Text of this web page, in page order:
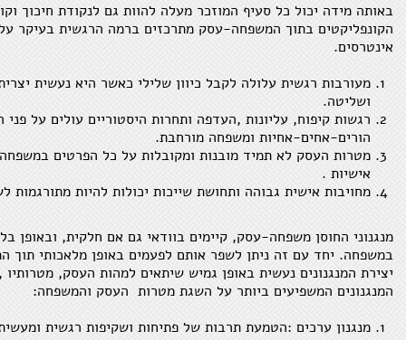
באותה מידה יכול כל סעיף המוזכר מעלה להוות גם לנקודת חיכוך
הקונפליקטים בתוך המשפחה-עסק מתרכזים ברמה הרגשית בעיקר
אינטרסים.
מעורבות רגשית עלולה לקבל כיוון שלילי כאשר היא נעשית
ושליטה.
רגשות קיפוח, עליונות ,העדפה ותחרות היסטוריים עולים על
הורים-אחים-אחיות ומשפחה מורחבת.
מטרות העסק לא תמיד מובנות ומקובלות על כל הפרטים
אישיות .
מחויבות אישית גבוהה ותחושת שייכות יכולות להיות מתורגמות
מנגנוני החוסן משפחה-עסק, קיימים בוודאי גם אם חלקית, ובאופן
במשפחה. יחד עם זה ניתן לשפר אותם לפעמים באופן מלאכותי תוך
יצירת המנגנונים נעשית באופן גמיש שיתאים למהות העסק, מטרותיו
המנגנונים המשפיעים ביותר על השגת מטרות העסק והמשפחה:
מנגנון ערכים :הטמעת תרבות של פתיחות ושקיפות רגשית